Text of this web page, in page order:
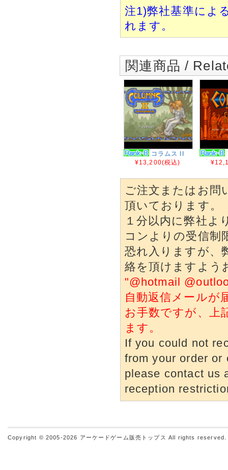
注1)弊社基準によ
れます。
関連商品 /
コラムス II
¥13,200(税込)
ご注文またはお問
頂いております。
１分以内に弊社よ
コンよりの受信制
恐れ入りますが、
絡を頂けますよう
"@hotmail
自動返信メールが
お手数ですが、上
ます。
If you could not
from your order or
please contact us
reception
Copyright © 2005-2026 アーケードゲーム販売トップス All rights reserved.